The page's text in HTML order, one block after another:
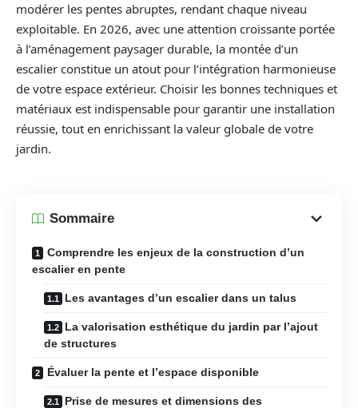
modérer les pentes abruptes, rendant chaque niveau
exploitable. En 2026, avec une attention croissante portée
à l’aménagement paysager durable, la montée d’un
escalier constitue un atout pour l’intégration harmonieuse
de votre espace extérieur. Choisir les bonnes techniques et
matériaux est indispensable pour garantir une installation
réussie, tout en enrichissant la valeur globale de votre
jardin.
Sommaire
Comprendre les enjeux de la construction d’un
escalier en pente
Les avantages d’un escalier dans un talus
La valorisation esthétique du jardin par l’ajout
de structures
Évaluer la pente et l’espace disponible
Prise de mesures et dimensions des